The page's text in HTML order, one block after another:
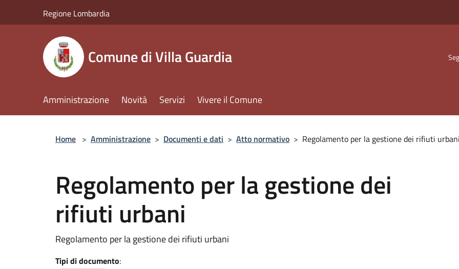
Regione Lombardia
Comune di Villa Guardia
Amministrazione Novità Servizi Vivere il Comune
Home > Amministrazione > Documenti e dati > Atto normativo > Regolamento per la gestione dei rifiuti
Regolamento per la gestione dei
rifiuti urbani
Regolamento per la gestione dei rifiuti urbani
Tipi di documento: